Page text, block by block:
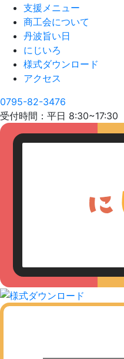
支援メニュー
商工会について
丹波旨い日
にじいろ
様式ダウンロード
アクセス
0795-82-3476
受付時間：平日 8:30~17:30